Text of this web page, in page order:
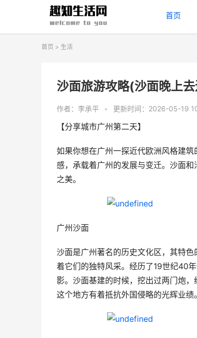
首页
首页 > 生活
沙面旅游攻略(沙面晚上
作者：李承平 • 更新时间：2026-05-19
【分享城市广州第二天】
如果你想在广州一探近代欧洲风格建
感，承载着广州的发展与变迁。沙面
之美。
广州沙面
沙面是广州著名的历史文化区，其特
着它们的独特风采。经历了19世纪40
影。沙面基建的时候，挖出过两门炮
这个地方有着抵抗外国侵略的光辉业绩